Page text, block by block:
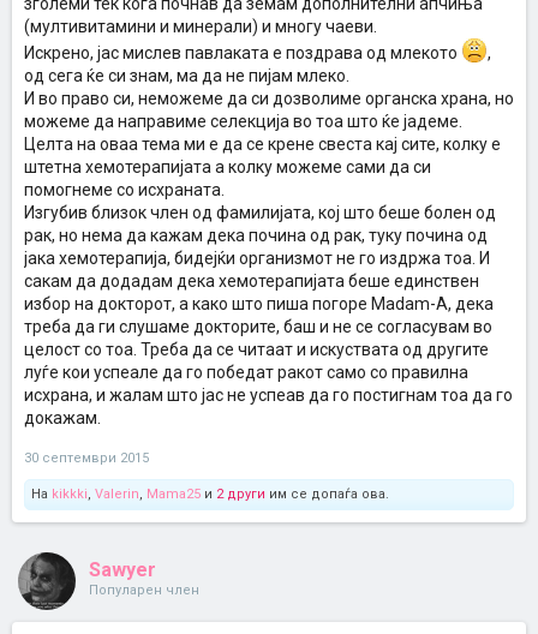
(мултивитамини и минерали) и многу чаеви.
Искрено, јас мислев павлаката е поздрава од млекото
,
од сега ќе си знам, ма да не пијам млеко.
И во право си, неможеме да си дозволиме органска храна, но
можеме да направиме селекција во тоа што ќе јадеме.
Целта на оваа тема ми е да се крене свеста кај сите, колку е
штетна хемотерапијата а колку можеме сами да си
помогнеме со исхраната.
Изгубив близок член од фамилијата, кој што беше болен од
рак, но нема да кажам дека почина од рак, туку почина од
јака хемотерапија, бидејќи организмот не го издржа тоа. И
сакам да додадам дека хемотерапијата беше единствен
избор на докторот, а како што пиша погоре Madam-A, дека
треба да ги слушаме докторите, баш и не се согласувам во
целост со тоа. Треба да се читаат и искуствата од другите
луѓе кои успеале да го победат ракот само со правилна
исхрана, и жалам што јас не успеав да го постигнам тоа да го
докажам.
30 септември 2015
На kikkki, Valerin, Mama25 и 2 други им се допаѓа ова.
Sawyer
Популарен член